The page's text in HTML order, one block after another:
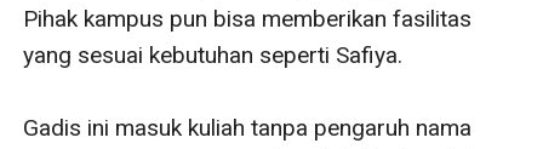
Pihak kampus pun bisa memberikan fasilitas
yang sesuai kebutuhan seperti Safiya.
Gadis ini masuk kuliah tanpa pengaruh nama